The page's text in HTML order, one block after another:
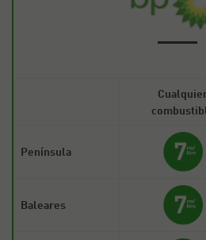
Península
Baleares